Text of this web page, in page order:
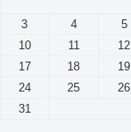
3
4 5
10
11 12
17
18 19
24
25 26
31